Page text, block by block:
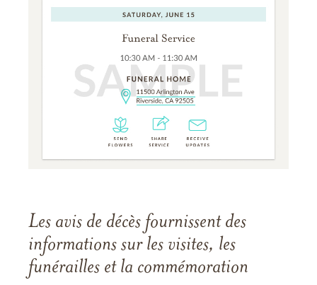
Les avis de décès fournissent des
informations sur les visites, les
funérailles et la commémoration